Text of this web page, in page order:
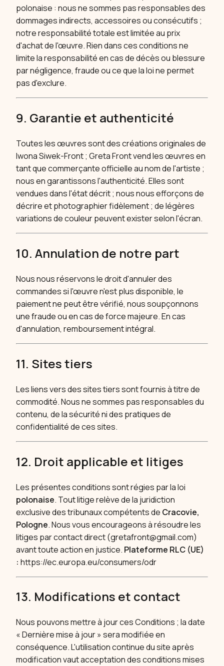
polonaise : nous ne sommes pas responsables des
dommages indirects, accessoires ou consécutifs ;
notre responsabilité totale est limitée au prix
d'achat de l'œuvre. Rien dans ces conditions ne
limite la responsabilité en cas de décès ou blessure
par négligence, fraude ou ce que la loi ne permet
pas d'exclure.
9. Garantie et authenticité
Toutes les œuvres sont des créations originales de
Iwona Siwek-Front ; Greta Front vend les œuvres en
tant que commerçante officielle au nom de l'artiste ;
nous en garantissons l'authenticité. Elles sont
vendues dans l'état décrit ; nous nous efforçons de
décrire et photographier fidèlement ; de légères
variations de couleur peuvent exister selon l'écran.
10. Annulation de notre part
Nous nous réservons le droit d'annuler des
commandes si l'œuvre n'est plus disponible, le
paiement ne peut être vérifié, nous soupçonnons
une fraude ou en cas de force majeure. En cas
d'annulation, remboursement intégral.
11. Sites tiers
Les liens vers des sites tiers sont fournis à titre de
commodité. Nous ne sommes pas responsables du
contenu, de la sécurité ni des pratiques de
confidentialité de ces sites.
12. Droit applicable et litiges
Les présentes conditions sont régies par la loi
polonaise. Tout litige relève de la juridiction
exclusive des tribunaux compétents de Cracovie,
Pologne. Nous vous encourageons à résoudre les
litiges par contact direct (gretafront@gmail.com)
avant toute action en justice. Plateforme RLC (UE)
: https://ec.europa.eu/consumers/odr
13. Modifications et contact
Nous pouvons mettre à jour ces Conditions ; la date
« Dernière mise à jour » sera modifiée en
conséquence. L'utilisation continue du site après
modification vaut acceptation des conditions mises